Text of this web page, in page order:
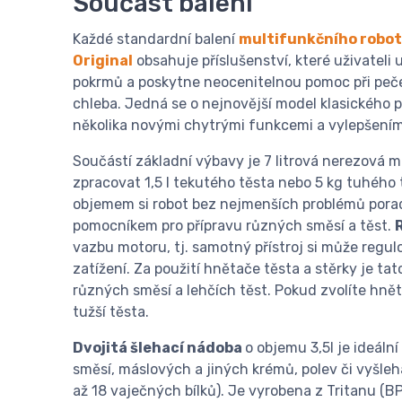
Každé standardní balení multifunkčního
Original obsahuje příslušenství, které uživateli
pokrmů a poskytne neocenitelnou pomoc při
chleba. Jedná se o nejnovější model klasického
několika novými chytrými funkcemi a
Součástí základní výbavy je 7 litrová nerezová
zpracovat 1,5 l tekutého těsta nebo 5 kg tuhého
objemem si robot bez nejmenších problémů
pomocníkem pro přípravu různých směsí a těst.
vazbu motoru, tj. samotný přístroj si může
zatížení. Za použití hnětače těsta a stěrky je
různých směsí a lehčích těst. Pokud zvolíte
tužší těsta.
Dvojitá šlehací nádoba o objemu 3,5l je
směsí, máslových a jiných krémů, polev či
až 18 vaječných bílků). Je vyrobena z Tritanu